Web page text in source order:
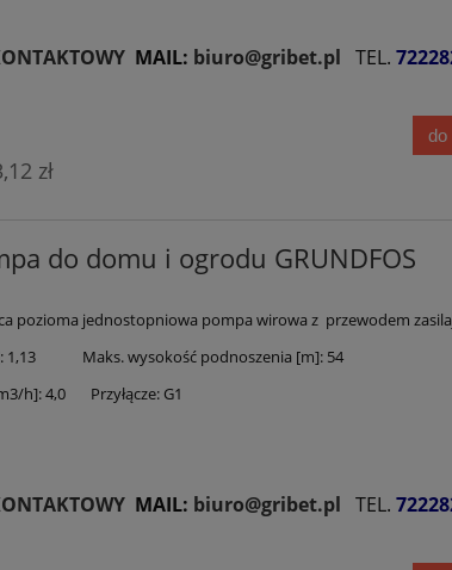
MAIL: biuro@gribet.pl TEL.
zł
do
do domu i ogrodu GRUNDFOS
pozioma jednostopniowa pompa wirowa z przewodem
1,13 Maks. wysokość podnoszenia [m]: 54
h]: 4,0 Przyłącze: G1
MAIL: biuro@gribet.pl TEL.